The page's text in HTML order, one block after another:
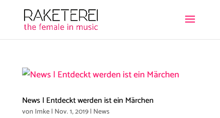
News | Entdeckt werden ist ein Märchen
von Imke| Nov. 1, 2019| News